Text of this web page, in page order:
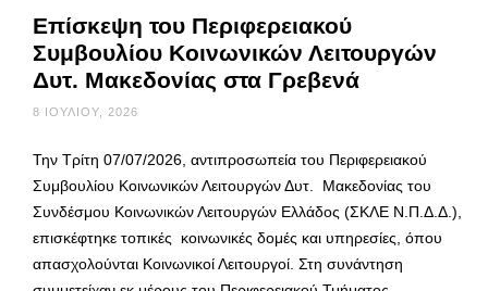
Επίσκεψη του Περιφερειακού
Συμβουλίου Κοινωνικών Λειτουργών
Δυτ. Μακεδονίας στα Γρεβενά
8 ΙΟΥΛΊΟΥ, 2026
Την Τρίτη 07/07/2026, αντιπροσωπεία του Περιφερειακού
Συμβουλίου Κοινωνικών Λειτουργών Δυτ. Μακεδονίας του
Συνδέσμου Κοινωνικών Λειτουργών Ελλάδος (ΣΚΛΕ Ν.Π.Δ.Δ.),
επισκέφτηκε τοπικές κοινωνικές δομές και υπηρεσίες, όπου
απασχολούνται Κοινωνικοί Λειτουργοί. Στη συνάντηση